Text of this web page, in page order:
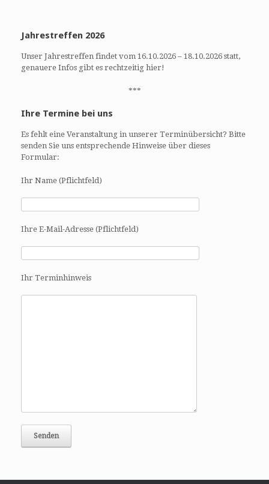
Jahrestreffen 2026
Unser Jahrestreffen findet vom 16.10.2026 – 18.10.2026 statt,
genauere Infos gibt es rechtzeitig hier!
***
Ihre Termine bei uns
Es fehlt eine Veranstaltung in unserer Terminübersicht? Bitte
senden Sie uns entsprechende Hinweise über dieses
Formular:
Ihr Name (Pflichtfeld)
Ihre E-Mail-Adresse (Pflichtfeld)
Ihr Terminhinweis